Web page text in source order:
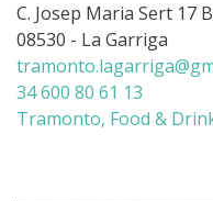
C. Josep Maria Sert 17
08530 - La Garriga
34 600 80 61 13
Tramonto, Food &